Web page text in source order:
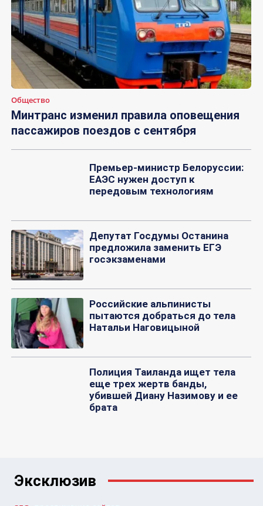
Общество
Минтранс изменил правила оповещения
пассажиров поездов с сентября
Премьер-министр Белоруссии:
ЕАЭС нужен доступ к
передовым технологиям
Депутат Госдумы Останина
предложила заменить ЕГЭ
госэкзаменами
Российские альпинисты
пытаются добраться до тела
Натальи Наговицыной
Полиция Таиланда ищет тела
еще трех жертв банды,
убившей Диану Назимову и ее
брата
Эксклюзив